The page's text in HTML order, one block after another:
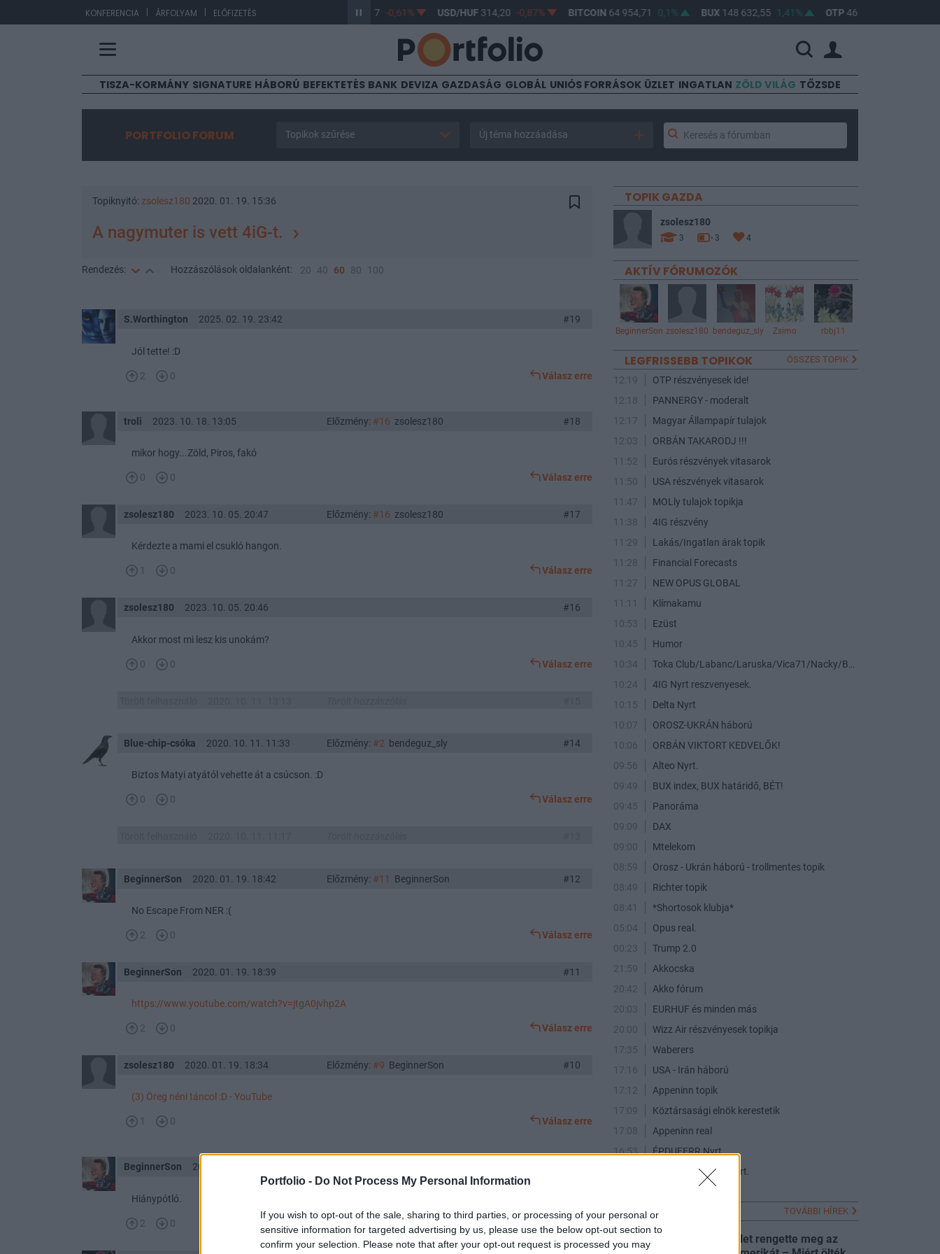
Portfolio - Do Not Process My Personal Information
If you wish to opt-out of the sale, sharing to third parties, or processing of your personal or
sensitive information for targeted advertising by us, please use the below opt-out section to
confirm your selection. Please note that after your opt-out request is processed you may
KONFERENCIA | ÁRFOLYAM | ELŐFIZETÉS 363,17 -0,61% USD/HUF314,20 -0,87% BITCOIN 64 954,71 0,1% BUX148 632,55 1,41% OTP46 890
TISZA-KORMÁNY SIGNATURE HÁBORÚ BEFEKTETÉS BANK DEVIZA GAZDASÁG GLOBÁL UNIÓS FORRÁSOK ÜZLET INGATLAN ZÖLD VILÁG TŐZSDE
PORTFOLIO FORUM Topikok szűrése Új téma hozzáadása
Topiknyitó: zsolesz180 2020. 01. 19. 15:36
A nagymuter is vett 4iG-t.
Rendezés: Hozzászólások oldalanként: 20 40 60 80 100
S.Worthington 2025. 02. 19. 23:42 #19
Jól tette! :D
2 0 Válasz erre
troli 2023. 10. 18. 13:05 Előzmény: #16 zsolesz180 #18
mikor hogy...Zöld, Piros, fakó
0 0 Válasz erre
zsolesz180 2023. 10. 05. 20:47 Előzmény: #16 zsolesz180 #17
Kérdezte a mami el csukló hangon.
1 0 Válasz erre
zsolesz180 2023. 10. 05. 20:46 #16
Akkor most mi lesz kis unokám?
0 0 Válasz erre
Blue-chip-csóka 2020. 10. 11. 11:33 Előzmény: #2 bendeguz_sly #14
Biztos Matyi atyától vehette át a csúcson. :D
0 0 Válasz erre
BeginnerSon 2020. 01. 19. 18:42 Előzmény: #11 BeginnerSon #12
No Escape From NER :(
2 0 Válasz erre
BeginnerSon 2020. 01. 19. 18:39 #11
https://www.youtube.com/watch?v=jtgA0jvhp2A
2 0 Válasz erre
zsolesz180 2020. 01. 19. 18:34 Előzmény: #9 BeginnerSon #10
(3) Öreg néni táncol :D - YouTube
1 0 Válasz erre
BeginnerSon 2020. 01. 19. 15:59
Hiánypótló.
2 0 Válasz erre
TOPIK GAZDA
zsolesz180
3 3 4
AKTÍV FÓRUMOZÓK
BeginnerSon zsolesz180 bendeguz_sly Zsimo rbbj11
LEGFRISSEBB TOPIKOK ÖSSZES TOPIK
12:19
OTP részvényesek ide!
12:18
PANNERGY - moderalt
12:17
Magyar Állampapír tulajok
12:03
ORBÁN TAKARODJ !!!
11:52
Eurós részvények vitasarok
11:50
USA részvények vitasarok
11:47
MOLly tulajok topikja
11:38
4IG részvény
11:29
Lakás/Ingatlan árak topik
11:28
Financial Forecasts
11:27
NEW OPUS GLOBAL
11:11
Klímakamu
10:53
Ezüst
10:45
Humor
10:34
10:24
4IG Nyrt reszvenyesek.
10:15
Delta Nyrt
10:07
OROSZ-UKRÁN háború
10:06
ORBÁN VIKTORT KEDVELŐK!
09:56
Alteo Nyrt.
09:49
BUX index, BUX határidő, BÉT!
09:45
Panoráma
09:09
DAX
09:00
Mtelekom
08:59
Orosz - Ukrán háború - trollmentes topik
08:49
Richter topik
08:41
*Shortosok klubja*
05:04
Opus real.
00:23
Trump 2.0
21:59
Akkocska
20:42
Akko fórum
20:03
EURHUF és minden más
20:00
Wizz Air részvényesek topikja
17:35
Waberers
17:16
USA - Irán háború
17:12
Appeninn topik
17:09
Köztársasági elnök kerestetik
17:08
Appeninn real
16:53
ÉPDUFERR Nyrt.
VERTIKAL Group Nyrt.
FRISS HÍREK TOVÁBBI HÍREK
Váratlan merénylet rengette meg az